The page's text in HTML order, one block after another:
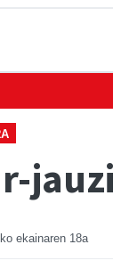
ekainaren 18a